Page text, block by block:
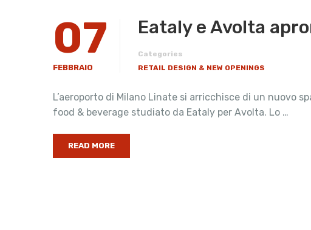
07
FEBBRAIO
Eataly e Avolta
Categories
RETAIL DESIGN & NEW OPENINGS
L’aeroporto di Milano Linate si arricchisce di un nuovo
food & beverage studiato da Eataly per Avolta. Lo …
READ MORE